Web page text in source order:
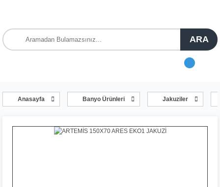
ARA
Anasayfa Banyo Ürünleri Jakuziler